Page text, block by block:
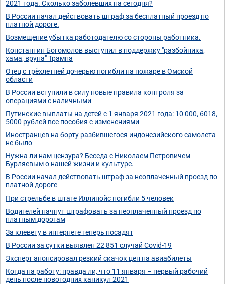
2021 года. Сколько заболевших на сегодня?
В России начал действовать штраф за бесплатный проезд по
платной дороге.
Возмещение убытка работодателю со стороны работника.
Константин Богомолов выступил в поддержку "разбойника,
хама, вруна" Трампа
Отец с трёхлетней дочерью погибли на пожаре в Омской
области
В России вступили в силу новые правила контроля за
операциями с наличными
Путинские выплаты на детей с 1 января 2021 года: 10 000, 6018,
5000 рублей все пособия с изменениями
Иностранцев на борту разбившегося индонезийского самолета
не было
Нужна ли нам цензура? Беседа с Николаем Петровичем
Бурляевым о нашей жизни и культуре.
В России начал действовать штраф за неоплаченный проезд по
платной дороге
При стрельбе в штате Иллинойс погибли 5 человек
Водителей начнут штрафовать за неоплаченный проезд по
платным дорогам
За клевету в интернете теперь посадят
В России за сутки выявлен 22 851 случай Covid-19
Эксперт анонсировал резкий скачок цен на авиабилеты
Когда на работу: правда ли, что 11 января – первый рабочий
день после новогодних каникул 2021